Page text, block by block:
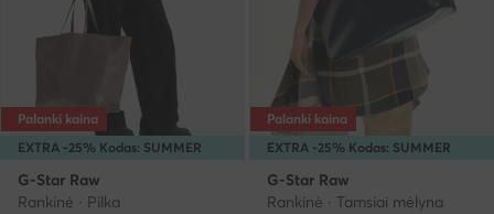
EXTRA -25% Kodas: SUMMER
Palanki kaina
G-Star Raw
Rankinė · Pilka
EXTRA -25% Kodas: SUMMER
Palanki kaina
G-Star Raw
Rankinė · Tamsiai mėlyna